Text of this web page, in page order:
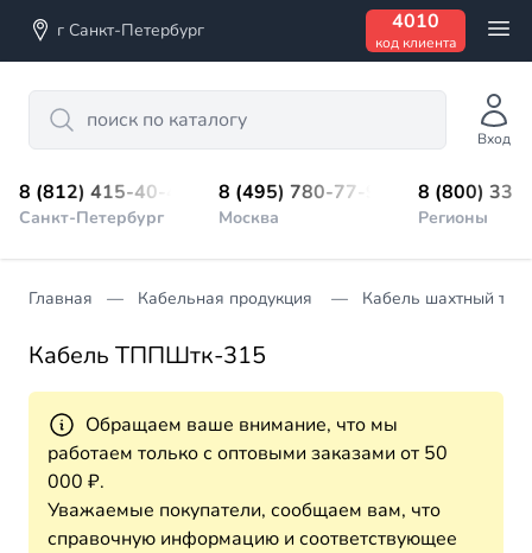
г Санкт-Петербург 4010
код клиента
Search
Вход
8 (812) 415-40-45
Санкт-Петербург
8 (495) 780-77-98
Москва
8 (800)
Регионы
Главная Кабельная продукция Кабель шахтный
Кабель ТППШтк-315
Обращаем ваше внимание, что мы
работаем только с оптовыми заказами от 50
000 ₽.
Уважаемые покупатели, сообщаем вам, что
справочную информацию и соответствующее